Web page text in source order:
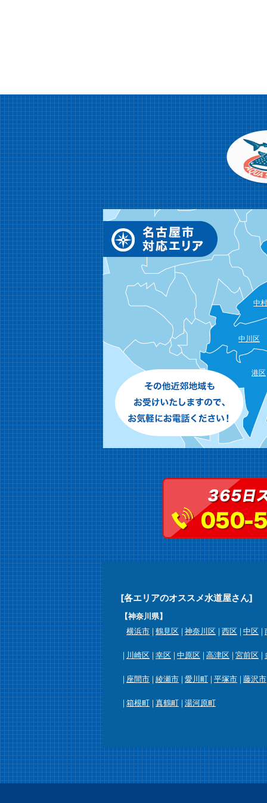
中
中川区
港区
[各エリアのオススメ水道屋さん]
【神奈川県】
横浜市
鶴見区 神奈川区 西区 中区
川崎区 幸区 中原区 高津区 宮前区
座間市 綾瀬市 愛川町 平塚市 藤沢市
箱根町 真鶴町 湯河原町